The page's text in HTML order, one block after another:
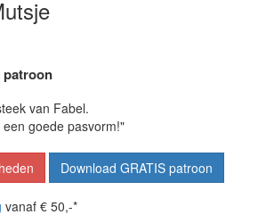
patroon
van Fabel.
goede pasvorm!"
Download GRATIS patroon
vanaf € 50,-*